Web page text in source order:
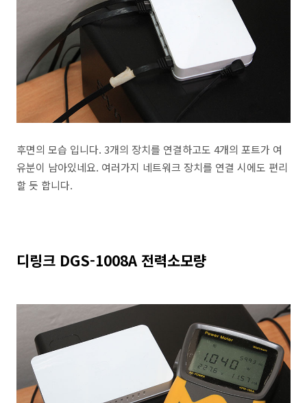
후면의 모습 입니다. 3개의 장치를 연결하고도 4개의 포트가 여
유분이 남아있네요. 여러가지 네트워크 장치를 연결 시에도 편리
할 듯 합니다.
디링크 DGS-1008A 전력소모량